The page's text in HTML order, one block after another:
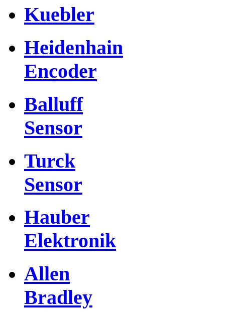
Kuebler
Heidenhain
Encoder
Balluff
Sensor
Turck
Sensor
Hauber
Elektronik
Allen
Bradley